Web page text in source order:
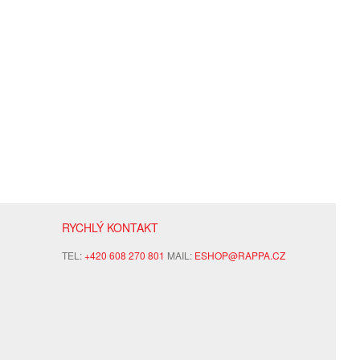
RYCHLÝ KONTAKT
TEL:+420 608 270 801 MAIL: ESHOP@RAPPA.CZ